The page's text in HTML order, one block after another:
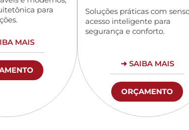
para
MAIS
Soluções práticas com
acesso inteligente para
segurança e conforto.
➜ SAIBA MAIS
ORÇAMENTO